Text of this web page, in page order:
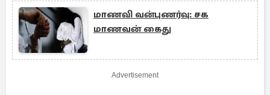
மாணவி வன்புணர்வு: சக
மாணவன் கைது
Advertisement